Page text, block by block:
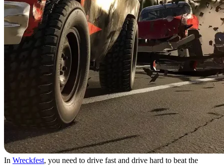
In Wreckfest, you need to drive fast and drive hard to beat the